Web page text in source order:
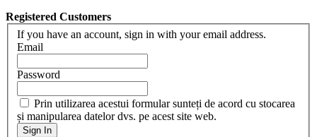
Registered Customers
If you have an account, sign in with your email address.
Email
Password
Prin utilizarea acestui formular sunteți de acord cu stocarea
și manipularea datelor dvs. pe acest site web.
Sign In